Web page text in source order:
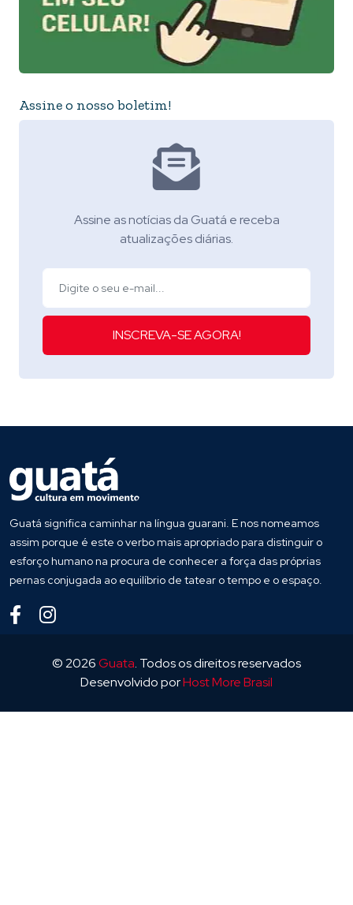
Assine o nosso boletim!
Assine as notícias da Guatá e receba
atualizações diárias.
INSCREVA-SE AGORA!
Guatá significa caminhar na língua guarani. E nos nomeamos
assim porque é este o verbo mais apropriado para distinguir o
esforço humano na procura de conhecer a força das próprias
pernas conjugada ao equilíbrio de tatear o tempo e o espaço.
© 2026Guata. Todos os direitos reservados
Desenvolvido porHost More Brasil